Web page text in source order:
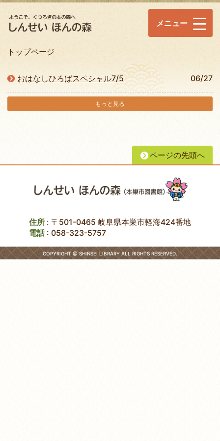
メニュー
トップページ
おはなしひろばスペシャル7/5 06/27
もっと見る
ページの先頭へ
住所 : 〒501-0465 岐阜県本巣市軽海424番地
電話: 058-323-5757
COPYRIGHT @ SHINSEI LIBRARY ALL RIGHTS RESERVED.